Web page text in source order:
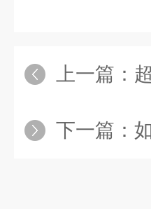
上一篇：
下一篇：